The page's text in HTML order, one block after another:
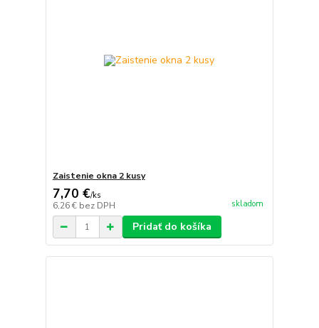
Zaistenie okna 2 kusy
7,70 €/ks
6,26 € bez DPH skladom
Pridať do košíka